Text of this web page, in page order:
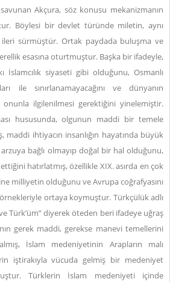
Akçura, söz konusu mekanizmanın
Böylesi bir devlet türünde miletin, aynı
ileri sürmüştür. Ortak paydada buluşma ve
esasına oturtmuştur. Başka bir ifadeyle,
İslamcılık siyaseti gibi olduğunu, Osmanlı
ile sınırlanamayacağını ve dünyanın
ilgilenilmesi gerektiğini yinelemiştir.
hususunda, olgunun maddi bir temele
maddi ihtiyacın insanlığın hayatında büyük
arzuya bağlı olmayıp doğal bir hal olduğunu,
hatırlatmış, özellikle XIX. asırda en çok
milliyetin olduğunu ve Avrupa coğrafyasını
ortaya koymuştur. Türkçülük adlı
Türk’üm” diyerek öteden beri ifadeye uğraş
gerek maddi, gerekse manevi temellerini
İslam medeniyetinin Arapların malı
iştirakıyla vücuda gelmiş bir medeniyet
Türklerin İslam medeniyeti içinde